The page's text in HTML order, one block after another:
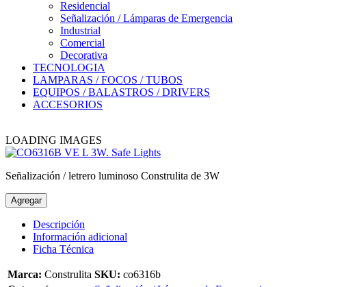
Residencial
Señalización / Lámparas de Emergencia
Industrial
Comercial
Decorativa
TECNOLOGIA
LAMPARAS / FOCOS / TUBOS
EQUIPOS / BALASTROS / DRIVERS
ACCESORIOS
LOADING IMAGES
Señalización / letrero luminoso Construlita de 3W
Agregar
Descripción
Información adicional
Ficha Técnica
Marca: Construlita SKU: co6316b